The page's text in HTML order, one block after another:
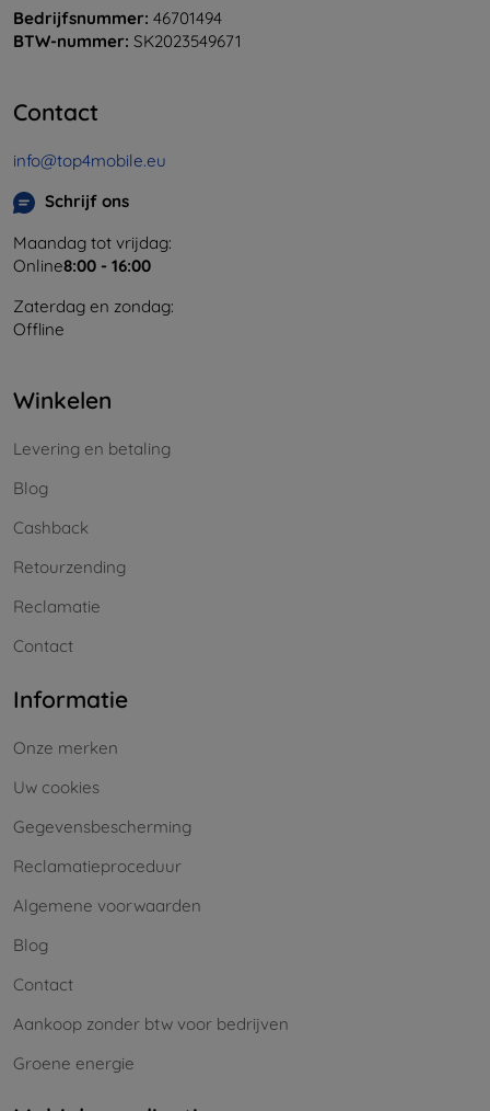
Bedrijfsnummer: 46701494
BTW-nummer: SK2023549671
Contact
info@top4mobile.eu
Schrijf ons
Maandag tot vrijdag:
Online8:00 - 16:00
Zaterdag en zondag:
Offline
Winkelen
Levering en betaling
Blog
Cashback
Retourzending
Reclamatie
Contact
Informatie
Onze merken
Uw cookies
Gegevensbescherming
Reclamatieproceduur
Algemene voorwaarden
Blog
Contact
Aankoop zonder btw voor bedrijven
Groene energie